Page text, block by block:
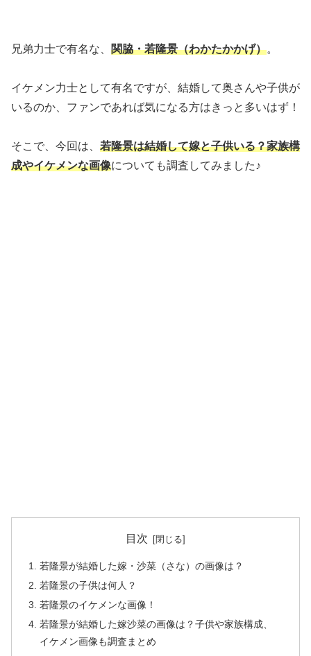
兄弟力士で有名な、 関脇・若隆景（わかたかかげ）。
イケメン力士として有名ですが、結婚して奥さんや子供が
いるのか、ファンであれば気になる方はきっと多いはず！
そこで、今回は、 若隆景は結婚して嫁と子供いる？家族構
成やイケメンな画像についても調査してみました♪
目次
若隆景が結婚した嫁・沙菜（さな）の画像は？
若隆景の子供は何人？
若隆景のイケメンな画像！
若隆景が結婚した嫁沙菜の画像は？子供や家族構成、
イケメン画像も調査まとめ